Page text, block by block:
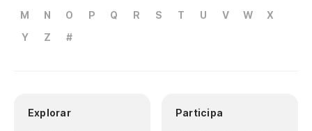
M
N O P Q R S T U V W
X
Y
Z #
Explorar Participa